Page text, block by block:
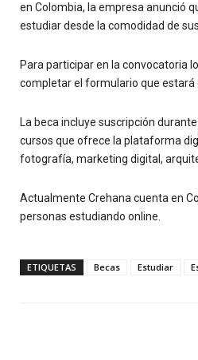
en Colombia, la empresa anunció
estudiar desde la comodidad de
Para participar en la convocatoria
completar el formulario que estará
La beca incluye suscripción
cursos que ofrece la plataforma
fotografía, marketing digital,
Actualmente Crehana cuenta en
personas estudiando online.
ETIQUETAS Becas Estudiar